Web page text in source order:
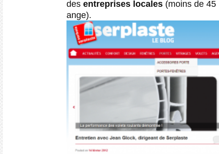
des entreprises locales (moins de
ange).